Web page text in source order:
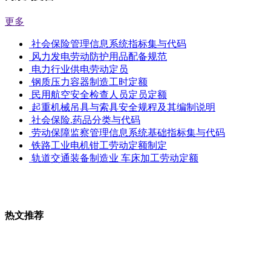
更多
社会保险管理信息系统指标集与代码
风力发电劳动防护用品配备规范
电力行业供电劳动定员
钢质压力容器制造工时定额
民用航空安全检查人员定员定额
起重机械吊具与索具安全规程及其编制说明
社会保险.药品分类与代码
劳动保障监察管理信息系统基础指标集与代码
铁路工业电机钳工劳动定额制定
轨道交通装备制造业 车床加工劳动定额
热文推荐